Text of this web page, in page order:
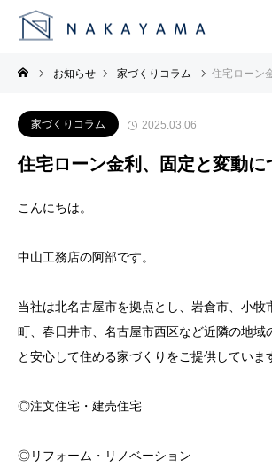
お知らせ 家づくりコラム 住宅ローン金
家づくりコラム 2025.03.06
住宅ローン金利、固定と変動に
こんにちは。
中山工務店の阿部です。
当社は北名古屋市を拠点とし、岩倉市、小牧
町、春日井市、名古屋市西区など近隣の地域
と安心して住める家づくりをご提供していま
◎注文住宅・建売住宅
◎リフォーム・リノベーション